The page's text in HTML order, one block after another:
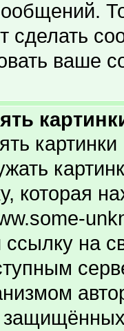
сделать
ваше
которая
ссылку на